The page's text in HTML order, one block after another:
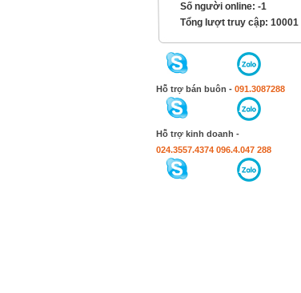
Số người online: -1
Tổng lượt truy cập: 10001
Hỗ trợ bán buôn - 091.3087288
Hỗ trợ kinh doanh -
024.3557.4374 096.4.047 288